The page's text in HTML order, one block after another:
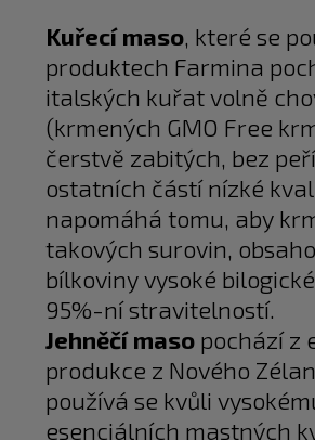
Kuřecí maso , které se
produktech Farmina
italských kuřat volně
(krmených GMO Free
čerstvě zabitých, bez
ostatních částí nízké
napomáhá tomu, aby
takových surovin,
bílkoviny vysoké
95%-ní stravitelností.
Jehněčí maso pochází z
produkce z Nového
používá se kvůli
esenciálních mastných